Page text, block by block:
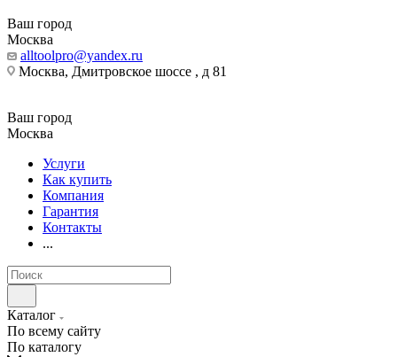
Ваш город
Москва
alltoolpro@yandex.ru
Москва, Дмитровское шоссе , д 81
Ваш город
Москва
Услуги
Как купить
Компания
Гарантия
Контакты
...
Каталог
По всему сайту
По каталогу